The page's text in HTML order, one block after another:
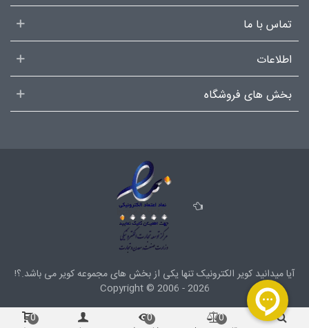
تماس با ما
اطلاعات
بخش های فروشگاه
آیا میدانید کویر الکترونیک تنها یکی از بخش هایمجموعه کویرمی باشد.؟!
Copyright © 2006 - 2026
0
0
0